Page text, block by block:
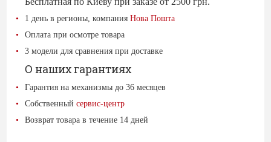
1 день в регионы, компанияНова Пошта
Оплата при осмотре товара
3 модели для сравнения при доставке
О наших гарантиях
Гарантия на механизмы до 36 месяцев
Собственныйсервис-центр
Возврат товара в течение 14 дней